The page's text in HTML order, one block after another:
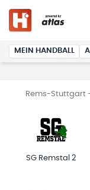
MEIN HANDBALL
Rems-Stuttgart
SG Remstal 2